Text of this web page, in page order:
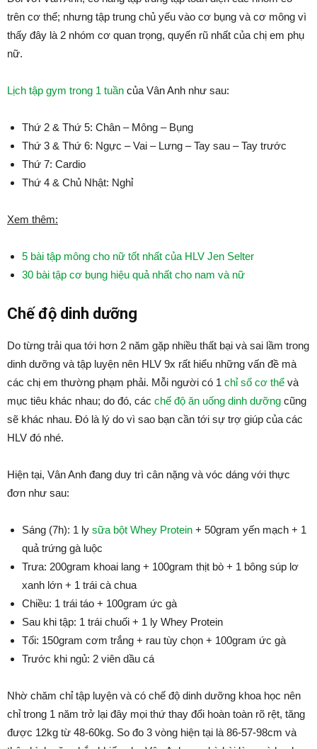
trên cơ thể; nhưng tập trung chủ yếu vào cơ bụng và cơ mông vì
thấy đây là 2 nhóm cơ quan trọng, quyến rũ nhất của chị em phụ
nữ.
Lịch tập gym trong 1 tuần của Vân Anh như sau:
Thứ 2 & Thứ 5: Chân – Mông – Bụng
Thứ 3 & Thứ 6: Ngực – Vai – Lưng – Tay sau – Tay trước
Thứ 7: Cardio
Thứ 4 & Chủ Nhật: Nghỉ
Xem thêm:
5 bài tập mông cho nữ tốt nhất của HLV Jen Selter
30 bài tập cơ bụng hiệu quả nhất cho nam và nữ
Chế độ dinh dưỡng
Do từng trải qua tới hơn 2 năm gặp nhiều thất bại và sai lầm trong
dinh dưỡng và tập luyện nên HLV 9x rất hiểu những vấn đề mà
các chị em thường phạm phải. Mỗi người có 1 chỉ số cơ thể và
mục tiêu khác nhau; do đó, các chế độ ăn uống dinh dưỡng cũng
sẽ khác nhau. Đó là lý do vì sao bạn cần tới sự trợ giúp của các
HLV đó nhé.
Hiện tại, Vân Anh đang duy trì cân nặng và vóc dáng với thực
đơn như sau:
Sáng (7h): 1 ly sữa bột Whey Protein + 50gram yến mạch + 1
quả trứng gà luộc
Trưa: 200gram khoai lang + 100gram thịt bò + 1 bông súp lơ
xanh lớn + 1 trái cà chua
Chiều: 1 trái táo + 100gram ức gà
Sau khi tập: 1 trái chuối + 1 ly Whey Protein
Tối: 150gram cơm trắng + rau tùy chọn + 100gram ức gà
Trước khi ngủ: 2 viên dầu cá
Nhờ chăm chỉ tập luyện và có chế độ dinh dưỡng khoa học nên
chỉ trong 1 năm trở lại đây mọi thứ thay đổi hoàn toàn rõ rệt, tăng
được 12kg từ 48-60kg. So đo 3 vòng hiện tại là 86-57-98cm và